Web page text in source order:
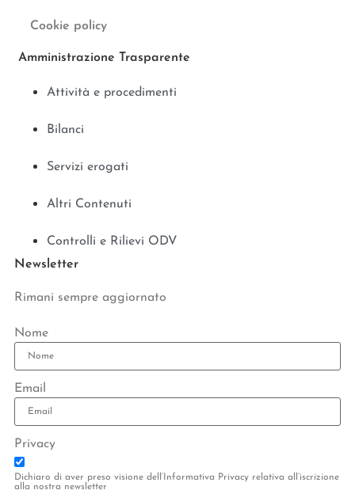
Cookie policy
Amministrazione Trasparente
Attività e procedimenti
Bilanci
Servizi erogati
Altri Contenuti
Controlli e Rilievi ODV
Newsletter
Rimani sempre aggiornato
Nome
Email
Privacy
Dichiaro di aver preso visione dell’Informativa Privacy relativa all’iscrizione
alla nostra newsletter